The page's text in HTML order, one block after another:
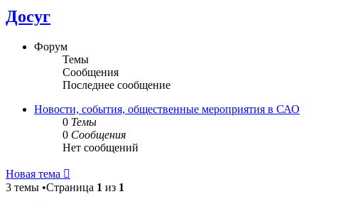
Досуг
Форум
Темы
Сообщения
Последнее сообщение
Новости, события, общественные мероприятия в САО
0 Темы
0 Сообщения
Нет сообщений
Новая тема
3 темы •Страница 1 из 1